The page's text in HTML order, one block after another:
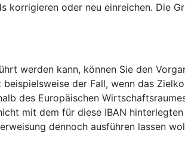
oder neu einreichen. Die
werden kann, können Sie den
der Fall, wenn das
des Europäischen
mit dem für diese IBAN
dennoch ausführen lassen